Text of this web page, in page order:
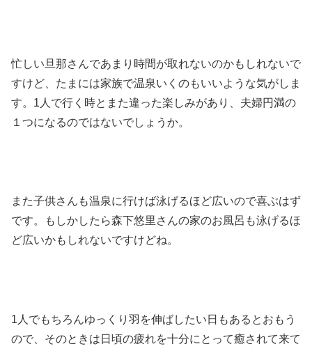
忙しい旦那さんであまり時間が取れないのかもしれないで
すけど、たまには家族で温泉いくのもいいような気がしま
す。1人で行く時とまた違った楽しみがあり、夫婦円満の
１つになるのではないでしょうか。
また子供さんも温泉に行けば泳げるほど広いので喜ぶはず
です。もしかしたら森下悠里さんの家のお風呂も泳げるほ
ど広いかもしれないですけどね。
1人でもちろんゆっくり羽を伸ばしたい日もあるとおもう
ので、そのときは日頃の疲れを十分にとって癒されて来て